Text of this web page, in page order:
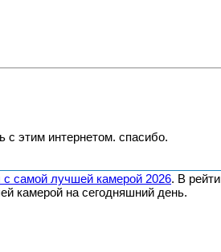
с этим интернетом. спасибо.
самой лучшей камерой 2026. В
камерой на сегодняшний день.